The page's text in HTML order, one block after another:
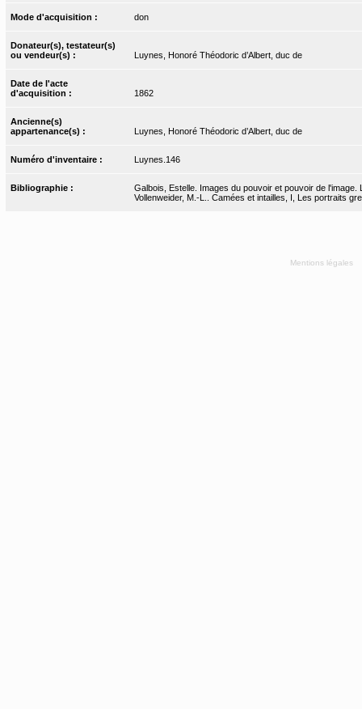
Mode d'acquisition : don
Donateur(s), testateur(s)
ou vendeur(s) :
Luynes, Honoré Théodoric d’Albert, duc de
Date de l'acte
d'acquisition :
1862
Ancienne(s)
appartenance(s) :
Luynes, Honoré Théodoric d’Albert, duc de
Numéro d'inventaire : Luynes.146
Bibliographie :
Galbois, Estelle. Images du pouvoir et pouvoir de
Vollenweider, M.-L.. Camées et intailles, I, Les portraits
Mentions légales